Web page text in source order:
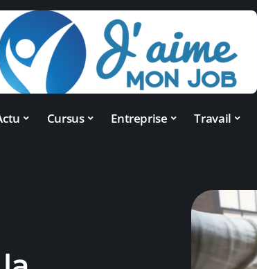
Cursus Entreprise Travail